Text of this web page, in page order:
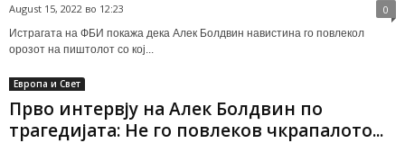
August 15, 2022 во 12:23 0
Истрагата на ФБИ покажа дека Алек Болдвин навистина го повлекол
орозот на пиштолот со кој...
Европа и Свет
Прво интервју на Алек Болдвин по
трагедијата: Не го повлеков чкрапалото...